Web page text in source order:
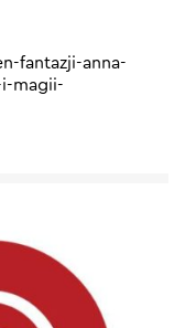
fantazji-anna-
magii-